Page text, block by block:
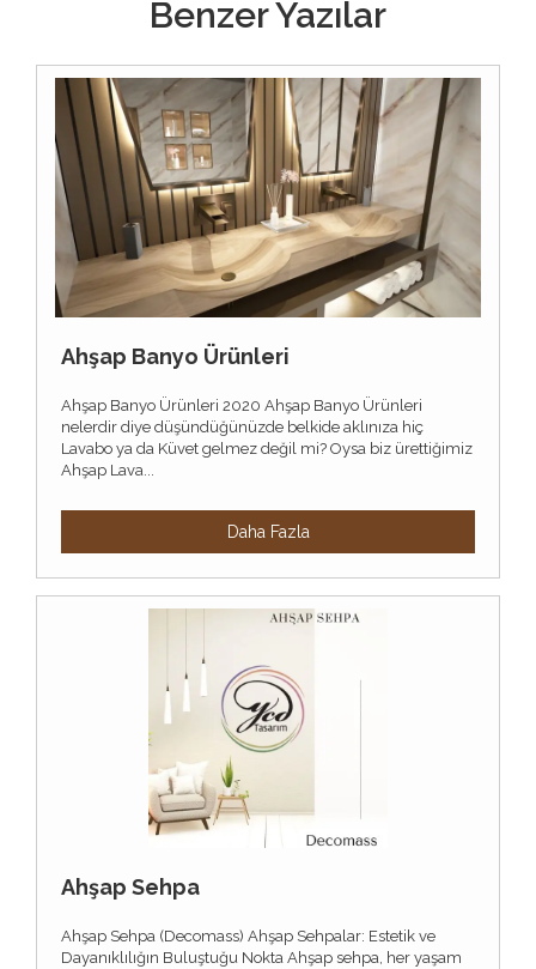
Benzer Yazılar
Ahşap Banyo Ürünleri
Ahşap Banyo Ürünleri 2020 Ahşap Banyo Ürünleri
nelerdir diye düşündüğünüzde belkide aklınıza hiç
Lavabo ya da Küvet gelmez değil mi? Oysa biz ürettiğimiz
Ahşap Lava...
Daha Fazla
Ahşap Sehpa
Ahşap Sehpa (Decomass) Ahşap Sehpalar: Estetik ve
Dayanıklılığın Buluştuğu Nokta Ahşap sehpa, her yaşam